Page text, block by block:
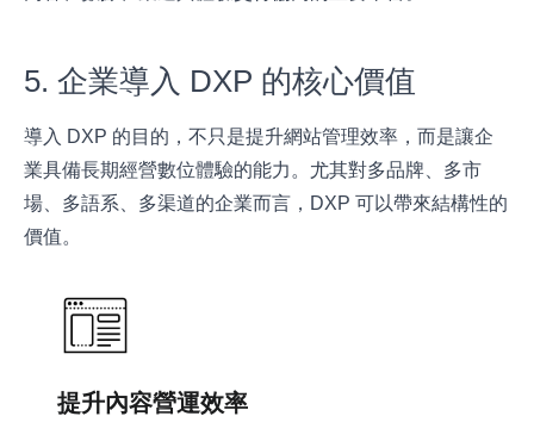
5. 企業導入 DXP 的核心價值
導入 DXP 的目的，不只是提升網站管理效率，而是讓企
業具備長期經營數位體驗的能力。尤其對多品牌、多市
場、多語系、多渠道的企業而言，DXP 可以帶來結構性的
價值。
提升內容營運效率